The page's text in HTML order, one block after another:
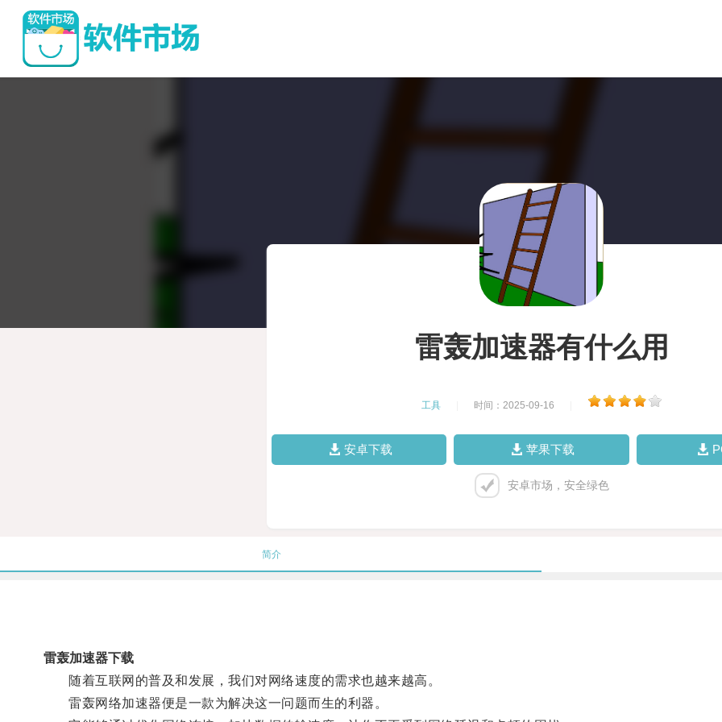
雷轰加速器有什么用
工具 时间：2025-09-16
安卓下载 苹果下载
安卓市场，安全绿色
简介
雷轰加速器下载
随着互联网的普及和发展，我们对网络速度的需求也越来越高。
雷轰网络加速器便是一款为解决这一问题而生的利器。